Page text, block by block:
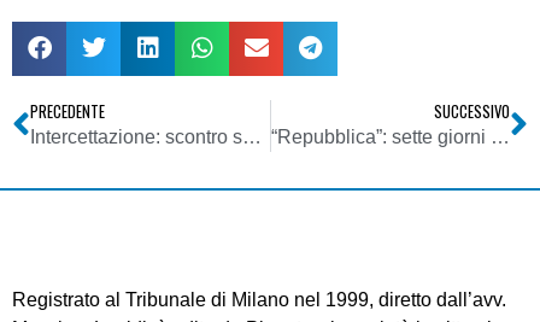
PRECEDENTE
Intercettazione: scontro sul carcere ai giornalisti. Oggi esame della Camera. FI punta su voto segreto
SUCCESSIVO
“Repubblica”: sette giorni di sciopero e due milioni di perdite
Registrato al Tribunale di Milano nel 1999, diretto dall’avv.